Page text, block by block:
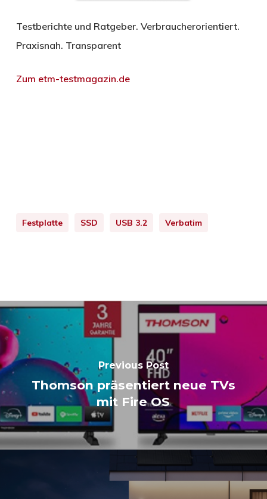
Testberichte und Ratgeber. Verbraucherorientiert.
Praxisnah. Transparent
Zum etm-testmagazin.de
Festplatte SSD USB 3.2 Verbatim
Previous Post
Thomson präsentiert neue TVs
mit Fire OS